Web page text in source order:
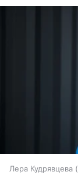
Лера Кудрявцева